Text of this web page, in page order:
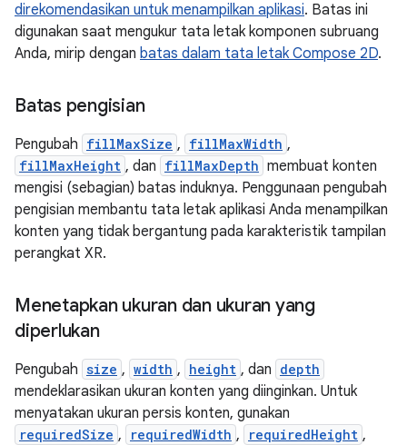
direkomendasikan untuk menampilkan aplikasi. Batas ini
digunakan saat mengukur tata letak komponen subruang
Anda, mirip dengan batas dalam tata letak Compose 2D.
Batas pengisian
Pengubah fillMaxSize , fillMaxWidth ,
fillMaxHeight , dan fillMaxDepth membuat konten
mengisi (sebagian) batas induknya. Penggunaan pengubah
pengisian membantu tata letak aplikasi Anda menampilkan
konten yang tidak bergantung pada karakteristik tampilan
perangkat XR.
Menetapkan ukuran dan ukuran yang
diperlukan
Pengubah size , width , height , dan depth
mendeklarasikan ukuran konten yang diinginkan. Untuk
menyatakan ukuran persis konten, gunakan
requiredSize , requiredWidth , requiredHeight ,